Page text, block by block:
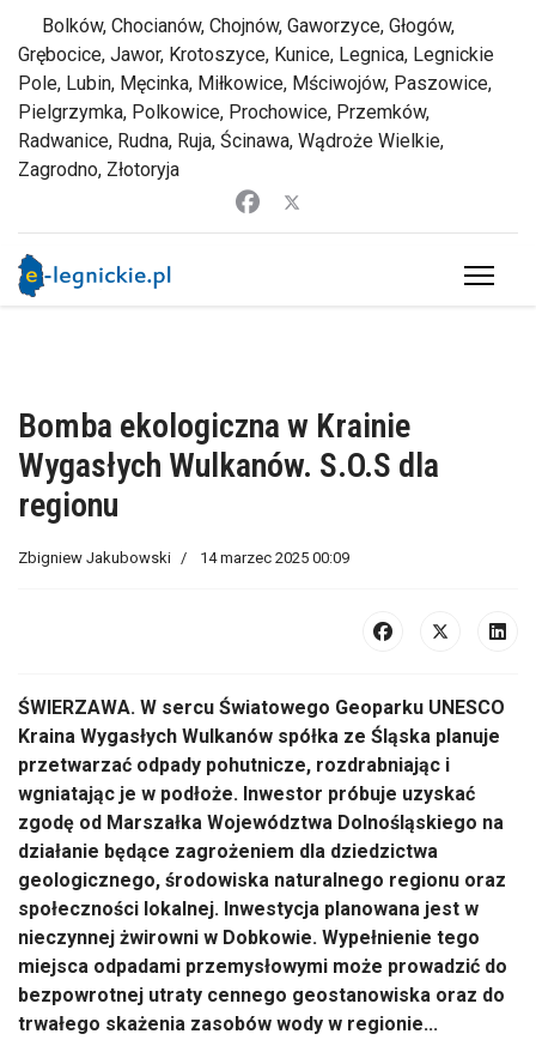
Bolków, Chocianów, Chojnów, Gaworzyce, Głogów,
Grębocice, Jawor, Krotoszyce, Kunice, Legnica, Legnickie
Pole, Lubin, Męcinka, Miłkowice, Mściwojów, Paszowice,
Pielgrzymka, Polkowice, Prochowice, Przemków,
Radwanice, Rudna, Ruja, Ścinawa, Wądroże Wielkie,
Zagrodno, Złotoryja
Bomba ekologiczna w Krainie
Wygasłych Wulkanów. S.O.S dla
regionu
Zbigniew Jakubowski 14 marzec 2025 00:09
ŚWIERZAWA. W sercu Światowego Geoparku UNESCO
Kraina Wygasłych Wulkanów spółka ze Śląska planuje
przetwarzać odpady pohutnicze, rozdrabniając i
wgniatając je w podłoże. Inwestor próbuje uzyskać
zgodę od Marszałka Województwa Dolnośląskiego na
działanie będące zagrożeniem dla dziedzictwa
geologicznego, środowiska naturalnego regionu oraz
społeczności lokalnej. Inwestycja planowana jest w
nieczynnej żwirowni w Dobkowie. Wypełnienie tego
miejsca odpadami przemysłowymi może prowadzić do
bezpowrotnej utraty cennego geostanowiska oraz do
trwałego skażenia zasobów wody w regionie...